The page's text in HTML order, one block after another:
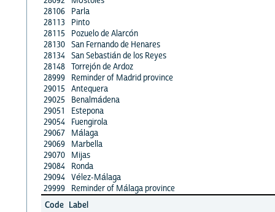
28106
Parla
28113
Pinto
28115
Pozuelo de Alarcón
28130 San Fernando de Henares
28134 San Sebastián de los Reyes
28148 Torrejón de Ardoz
28999
Reminder of Madrid province
29015
Antequera
29025
Benalmádena
29051
Estepona
29054
Fuengirola
29067
Málaga
29069
Marbella
29070
Mijas
29084
Ronda
29094 Vélez-Málaga
29999
Reminder of Málaga province
Code Label